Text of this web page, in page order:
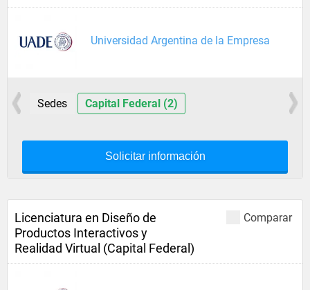
Universidad Argentina de la Empresa
Sedes Capital Federal (2)
Solicitar información
Comparar
Licenciatura en Diseño de
Productos Interactivos y
Realidad Virtual (Capital Federal)